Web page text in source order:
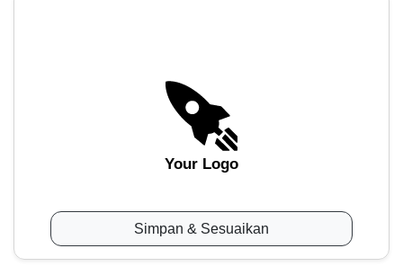
Your Logo
Simpan & Sesuaikan